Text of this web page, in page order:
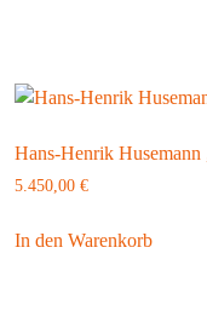
Hans-Henrik Husemann
5.450,00 €
In den Warenkorb